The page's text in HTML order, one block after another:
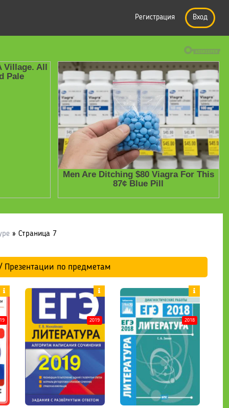
Регистрация Вход
» Страница 7
Презентации по предметам
2019 2018